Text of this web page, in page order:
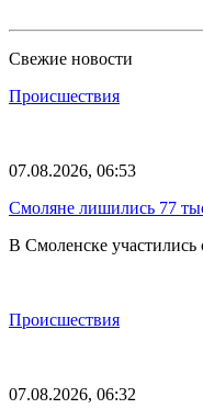
Свежие новости
Происшествия
07.08.2026, 06:53
Смоляне лишились 77
В Смоленске
Происшествия
07.08.2026, 06:32